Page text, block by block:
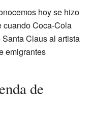
hoy se hizo
cuando Coca-Cola
Claus al artista
emigrantes
de